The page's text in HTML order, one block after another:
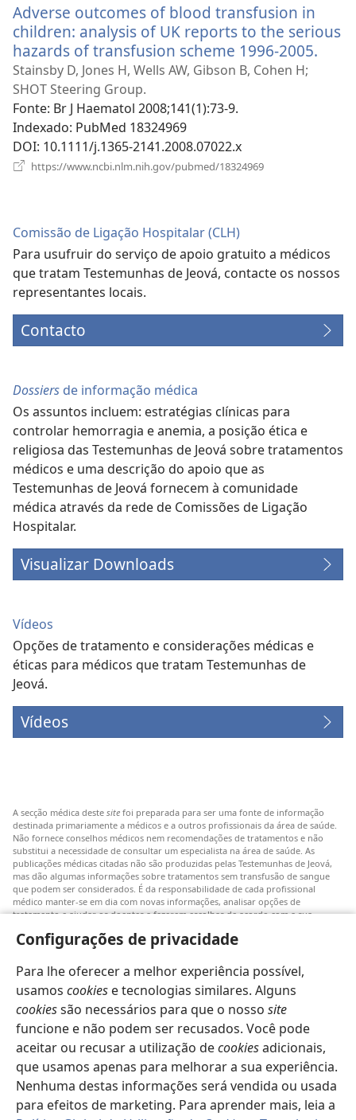
Configurações de privacidade
Para lhe oferecer a melhor experiência possível,
usamos cookies e tecnologias similares. Alguns
cookiessão necessários para que o nosso site
funcione e não podem ser recusados. Você pode
aceitar ou recusar a utilização decookiesadicionais,
que usamos apenas para melhorar a sua experiência.
Nenhuma destas informações será vendida ou usada
para efeitos de marketing. Para aprender mais, leia a
janela)
Adverse outcomes of blood transfusion in
children: analysis of UK reports to the serious
hazards of transfusion scheme 1996-2005.
Stainsby D, Jones H, Wells AW, Gibson B, Cohen H;
SHOT Steering Group.
Fonte‎: Br J Haematol 2008;141(1):73-9.
Indexado‎: PubMed 18324969
DOI‎: 10.1111/j.1365-2141.2008.07022.x
https://www.ncbi.nlm.nih.gov/pubmed/18324969
Comissão de Ligação Hospitalar (CLH)
Para usufruir do serviço de apoio gratuito a médicos
que tratam Testemunhas de Jeová, contacte os nossos
representantes locais.
Contacto
Dossiers de informação médica
Os assuntos incluem: estratégias clínicas para
controlar hemorragia e anemia, a posição ética e
religiosa das Testemunhas de Jeová sobre tratamentos
médicos e uma descrição do apoio que as
Testemunhas de Jeová fornecem à comunidade
médica através da rede de Comissões de Ligação
Hospitalar.
Visualizar Downloads
Vídeos
Opções de tratamento e considerações médicas e
éticas para médicos que tratam Testemunhas de
Jeová.
Vídeos
A secção médica deste site foi preparada para ser uma fonte de informação
destinada primariamente a médicos e a outros profissionais da área de saúde.
Não fornece conselhos médicos nem recomendações de tratamentos e não
substitui a necessidade de consultar um especialista na área de saúde. As
publicações médicas citadas não são produzidas pelas Testemunhas de Jeová,
mas dão algumas informações sobre tratamentos sem transfusão de sangue
que podem ser considerados. É da responsabilidade de cada profissional
médico manter-se em dia com novas informações, analisar opções de
tratamento e ajudar os doentes a fazerem escolhas de acordo com a sua
serão aplicáveis ou aceitáveis para todos os doentes.
para obter informações sobre doenças ou tratamentos. Consulte um médico se
achar que tem um problema de saúde.
O uso destesiteestá sujeito aos seustermos de utilização.
Definições de aspeto